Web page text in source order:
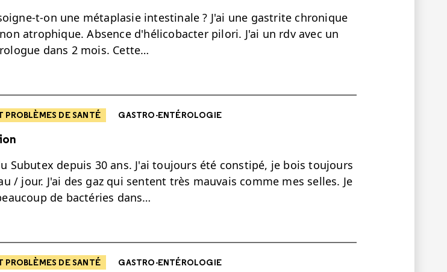
t-on une métaplasie intestinale ? J'ai une gastrite chronique
atrophique. Absence d'hélicobacter pilori. J'ai un rdv avec un
dans 2 mois. Cette…
PROBLÈMES DE SANTÉ GASTRO-ENTÉROLOGIE
Subutex depuis 30 ans. J'ai toujours été constipé, je bois toujours
/ jour. J'ai des gaz qui sentent très mauvais comme mes selles. Je
de bactéries dans…
PROBLÈMES DE SANTÉ GASTRO-ENTÉROLOGIE